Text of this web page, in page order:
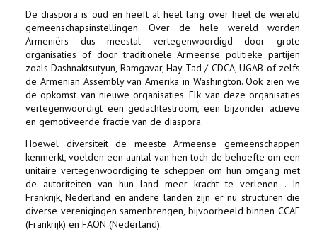
De diaspora is oud en heeft al heel lang over heel de wereld
gemeenschapsinstellingen. Over de hele wereld worden
Armeniërs dus meestal vertegenwoordigd door grote
organisaties of door traditionele Armeense politieke partijen
zoals Dashnaktsutyun, Ramgavar, Hay Tad / CDCA, UGAB of zelfs
de Armenian Assembly van Amerika in Washington. Ook zien we
de opkomst van nieuwe organisaties. Elk van deze organisaties
vertegenwoordigt een gedachtestroom, een bijzonder actieve
en gemotiveerde fractie van de diaspora.
Hoewel diversiteit de meeste Armeense gemeenschappen
kenmerkt, voelden een aantal van hen toch de behoefte om een
unitaire vertegenwoordiging te scheppen om hun omgang met
de autoriteiten van hun land meer kracht te verlenen . In
Frankrijk, Nederland en andere landen zijn er nu structuren die
diverse verenigingen samenbrengen, bijvoorbeeld binnen CCAF
(Frankrijk) en FAON (Nederland).